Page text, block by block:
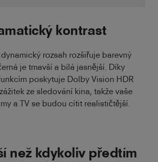
kontrast
rozsah rozšiřuje barevný
je tmavší a bílá jasnější. Díky
poskytuje Dolby Vision HDR
ze sledování kina, takže vaše
a TV se budou cítit realističtější.
než kdykoliv předtím